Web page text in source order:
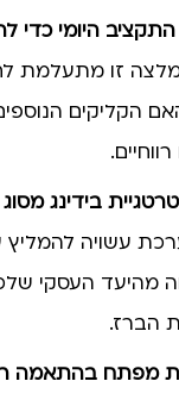
היומי כדי
זו מתעלמת
הקליקים הנוספים
עשויה להמליץ
מהיעד העסקי
הברז.